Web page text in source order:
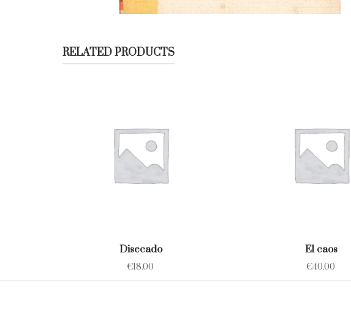
RELATED PRODUCTS
Disecado
€18.00
El caos
€40.00